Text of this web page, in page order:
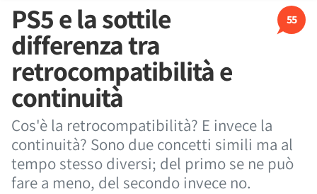
55
PS5 e la sottile
differenza tra
retrocompatibilità e
continuità
Cos'è la retrocompatibilità? E invece la
continuità? Sono due concetti simili ma al
tempo stesso diversi; del primo se ne può
fare a meno, del secondo invece no.